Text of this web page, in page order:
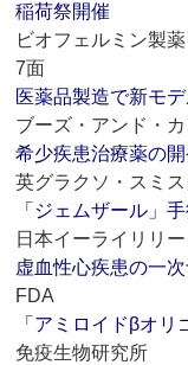
稲荷祭開催
ビオフェルミン製薬
7面
医薬品製造で新モ
ブーズ・アンド・
希少疾患治療薬の
英グラクソ・スミ
「ジェムザール」
日本イーライリリー
虚血性心疾患の一
FDA
「アミロイドβオリ
免疫生物研究所